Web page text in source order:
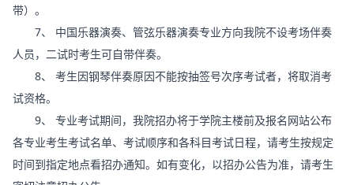
带）。
7、 中国乐器演奏、管弦乐器演奏专业方向我院不设考场伴奏
人员，二试时考生可自带伴奏。
8、 考生因钢琴伴奏原因不能按抽签号次序考试者，将取消考
试资格。
9、 专业考试期间，我院招办将于学院主楼前及报名网站公布
各专业考生考试名单、考试顺序和各科目考试日程，请考生按规定
时间到指定地点看招办通知。如有变化，以招办公告为准，请考生